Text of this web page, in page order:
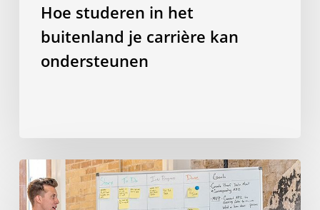
Hoe studeren in het
buitenland je carrière kan
ondersteunen
23
soft
skills